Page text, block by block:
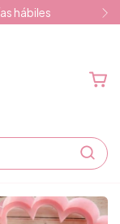
hábiles